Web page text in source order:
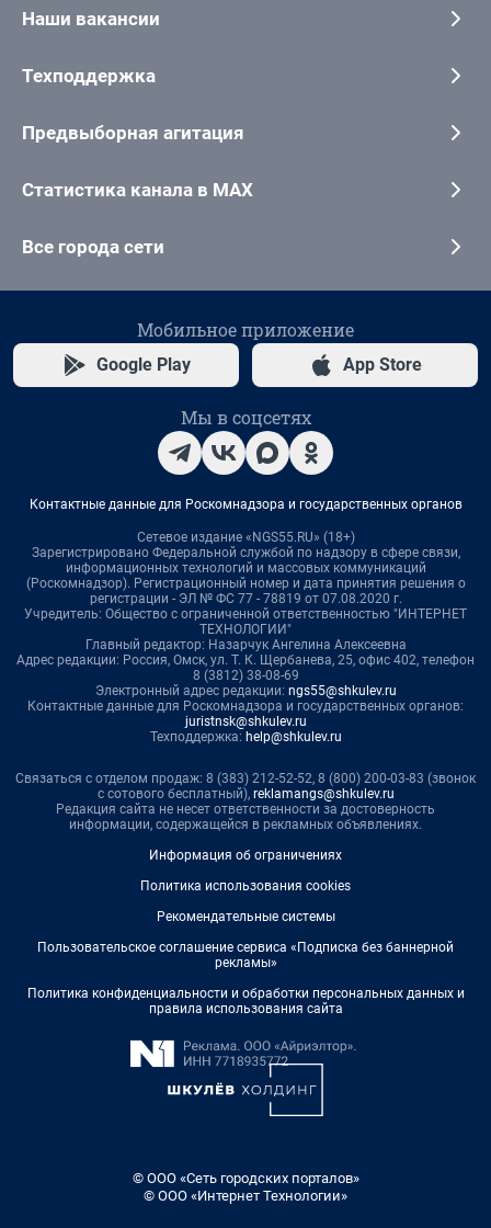
Наши вакансии
Техподдержка
Предвыборная агитация
Статистика канала в MAX
Все города сети
Мобильное приложение
Google Play App Store
Мы в соцсетях
Контактные данные для Роскомнадзора и государственных органов
Сетевое издание «NGS55.RU» (18+)
Зарегистрировано Федеральной службой по надзору в сфере связи,
информационных технологий и массовых коммуникаций
(Роскомнадзор). Регистрационный номер и дата принятия решения о
регистрации - ЭЛ № ФС 77 - 78819 от 07.08.2020 г.
Учредитель: Общество с ограниченной ответственностью "ИНТЕРНЕТ
ТЕХНОЛОГИИ"
Главный редактор: Назарчук Ангелина Алексеевна
Адрес редакции: Россия, Омск, ул. Т. К. Щербанева, 25, офис 402, телефон
8 (3812) 38-08-69
Электронный адрес редакции: ngs55@shkulev.ru
Контактные данные для Роскомнадзора и государственных органов:
juristnsk@shkulev.ru
Техподдержка: help@shkulev.ru
Связаться с отделом продаж: 8 (383) 212-52-52, 8 (800) 200-03-83 (звонок
с сотового бесплатный), reklamangs@shkulev.ru
Редакция сайта не несет ответственности за достоверность
информации, содержащейся в рекламных объявлениях.
Информация об ограничениях
Политика использования cookies
Рекомендательные системы
Пользовательское соглашение сервиса «Подписка без баннерной
рекламы»
Политика конфиденциальности и обработки персональных данных и
правила использования сайта
© ООО «Сеть городских порталов»
© ООО «Интернет Технологии»